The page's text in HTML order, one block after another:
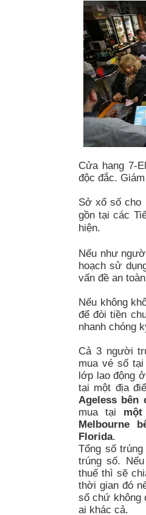
Cửa hang 7-
độc đắc.
Sở xổ số cho
gồn tại các
hiện.
Nếu như
hoạch sử
vấn đề an
Nếu không
để đòi tiền
nhanh chóng
Cả 3 người
mua vé số
lớp lao động
tại một địa
Ageless bên
mua tại
Melbourne
Florida.
Tổng số
trúng số.
thuế thì sẽ
thời gian đó
sổ chứ không
ai khác cả.